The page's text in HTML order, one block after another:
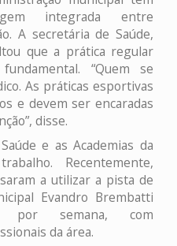
integrada entre
A secretária de Saúde,
que a prática regular
“Quem se
As práticas esportivas
e devem ser encaradas
disse.
e as Academias da
Recentemente,
a utilizar a pista de
Evandro Brembatti
por semana, com
da área.